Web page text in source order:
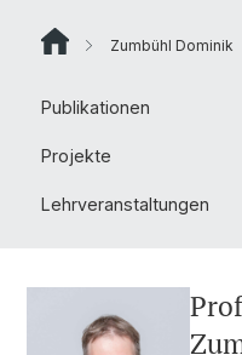
Zumbühl Dominik
Publikationen
Projekte
Lehrveranstaltungen